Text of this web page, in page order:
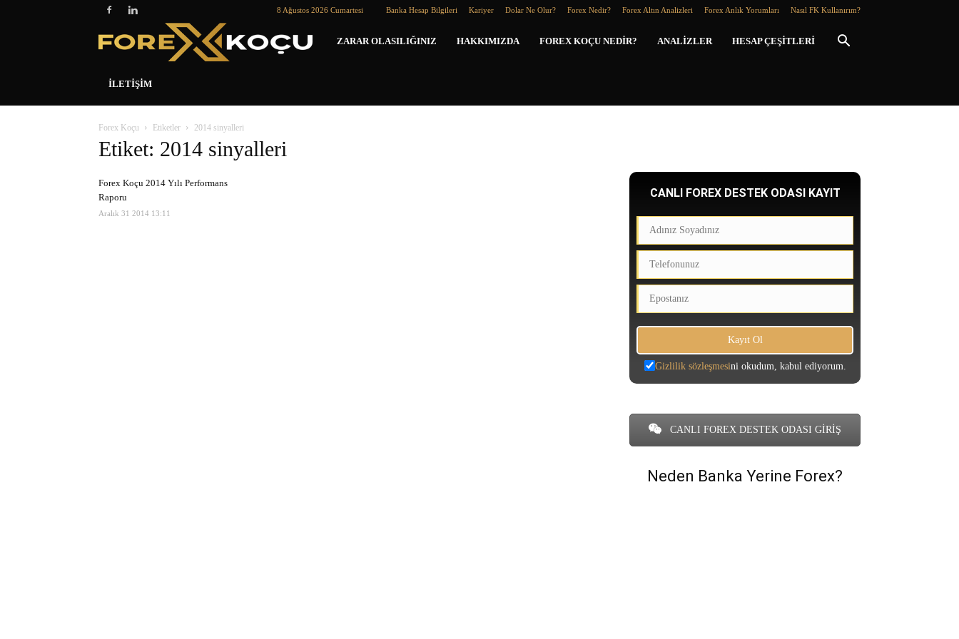
8 Ağustos 2026 Cumartesi Banka Hesap Bilgileri Kariyer Dolar Ne Olur? Forex Nedir? Forex Altın Analizleri Forex Anlık Yorumları Nasıl FK Kullanırım?
Forex
ZARAR OLASILIĞINIZ HAKKIMIZDA FOREX KOÇU NEDIR? ANALIZLER HESAP ÇEŞITLERI
İLETIŞIM
Forex Koçu Etiketler 2014 sinyalleri
Etiket: 2014 sinyalleri
Forex Koçu 2014 Yılı Performans
Raporu
Aralık 31 2014 13:11
CANLI FOREX DESTEK ODASI KAYIT
Gizlilik sözleşmesini okudum, kabul ediyorum.
CANLI FOREX DESTEK ODASI GİRİŞ
Neden Banka Yerine Forex?